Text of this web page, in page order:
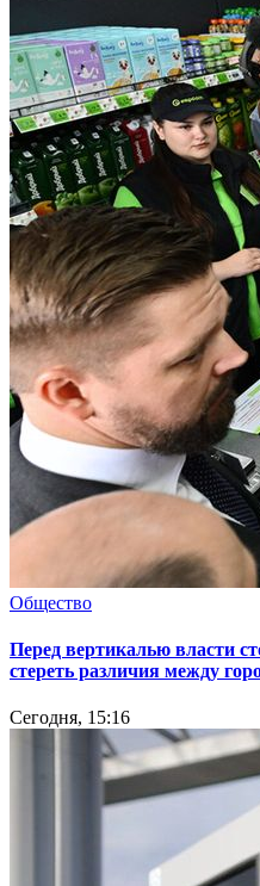
Общество
Перед вертикалью власти
стереть различия между
Сегодня, 15:16